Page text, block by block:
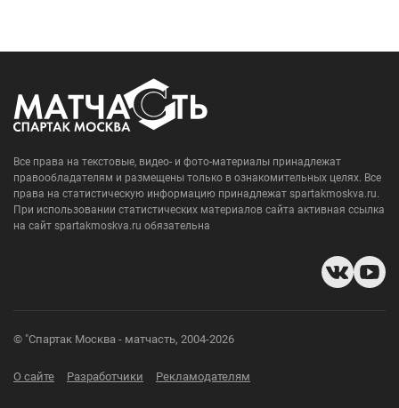
Все права на текстовые, видео- и фото-материалы принадлежат
правообладателям и размещены только в ознакомительных целях. Все
права на статистическую информацию принадлежат spartakmoskva.ru.
При использовании статистических материалов сайта активная ссылка
на сайт spartakmoskva.ru обязательна
© "Спартак Москва - матчасть, 2004-2026
О сайте Разработчики Рекламодателям